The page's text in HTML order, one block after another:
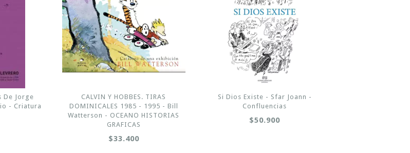
De Jorge
- Criatura
CALVIN Y HOBBES. TIRAS
DOMINICALES 1985 - 1995 - Bill
Watterson - OCEANO HISTORIAS
GRAFICAS
$33.400
Si Dios Existe - Sfar Joann -
Confluencias
$50.900